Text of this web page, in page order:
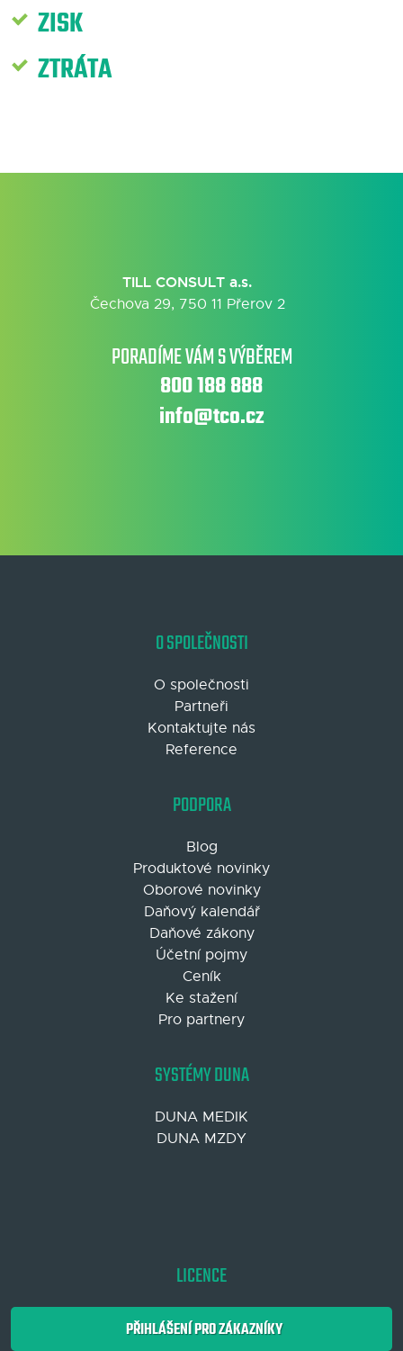
ZISK
ZTRÁTA
TILL CONSULT a.s.
Čechova 29, 750 11 Přerov 2
PORADÍME VÁM S VÝBĚREM
800 188 888
info@tco.cz
O SPOLEČNOSTI
O společnosti
Partneři
Kontaktujte nás
Reference
PODPORA
Blog
Produktové novinky
Oborové novinky
Daňový kalendář
Daňové zákony
Účetní pojmy
Ceník
Ke stažení
Pro partnery
SYSTÉMY DUNA
DUNA MEDIK
DUNA MZDY
LICENCE
PŘIHLÁŠENÍ PRO ZÁKAZNÍKY